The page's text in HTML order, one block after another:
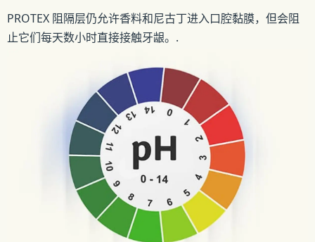
PROTEX 阻隔层仍允许香料和尼古丁进入口腔黏膜，但会阻
止它们每天数小时直接接触牙龈。.